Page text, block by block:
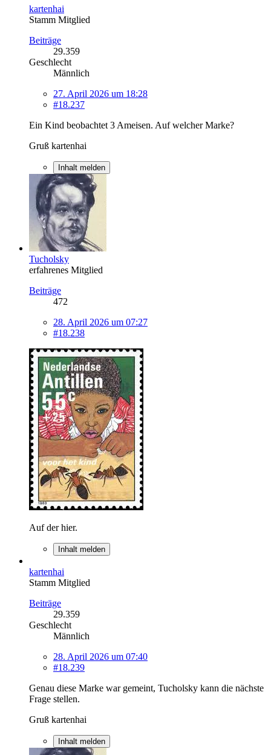
kartenhai
Stamm Mitglied
Beiträge
29.359
Geschlecht
Männlich
27. April 2026 um 18:28
#18.237
Ein Kind beobachtet 3 Ameisen. Auf welcher Marke?
Gruß kartenhai
Inhalt melden
Tucholsky
erfahrenes Mitglied
Beiträge
472
28. April 2026 um 07:27
#18.238
Auf der hier.
Inhalt melden
kartenhai
Stamm Mitglied
Beiträge
29.359
Geschlecht
Männlich
28. April 2026 um 07:40
#18.239
Genau diese Marke war gemeint, Tucholsky kann die nächste
Frage stellen.
Gruß kartenhai
Inhalt melden